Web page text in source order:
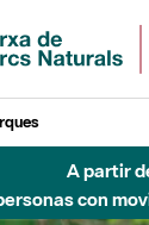
A partir
con